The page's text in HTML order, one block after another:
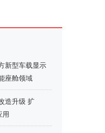
新型车载显示
座舱领域
造升级 扩
用